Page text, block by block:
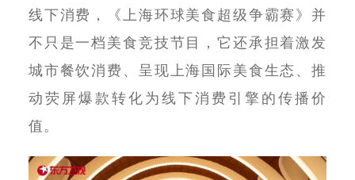
线下消费，《上海环球美食超级争霸赛》并
不只是一档美食竞技节目，它还承担着激发
城市餐饮消费、呈现上海国际美食生态、推
动荧屏爆款转化为线下消费引擎的传播价
值。